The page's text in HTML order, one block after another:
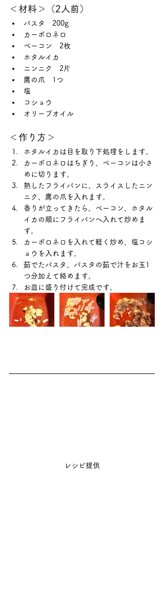
＜材料＞（2人前）
パスタ　200g
カーボロネロ
ベーコン　2枚
ホタルイカ
ニンニク　2片
鷹の爪　1つ
塩
コショウ
オリーブオイル
＜作り方＞
ホタルイカは目を取り下処理をします。
カーボロネロはちぎり、ベーコンは小さ
めに切ります。
熱したフライパンに、スライスしたニン
ニク、鷹の爪を入れます。
香りが立ってきたら、ベーコン、ホタル
イカの順にフライパンへ入れて炒めま
す。
カーボロネロを入れて軽く炒め、塩コシ
ョウを入れます。
茹でたパスタ、パスタの茹で汁をお玉1
つ分加えて絡めます。
お皿に盛り付けて完成です。
レシピ提供